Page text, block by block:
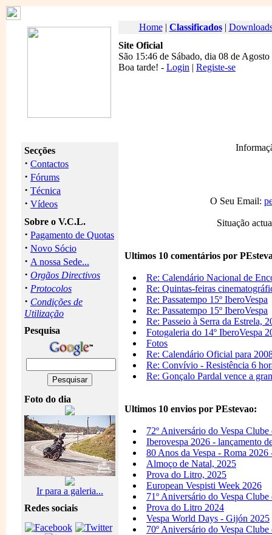
Home| Classificados|
Site Oficial
São 15:46 de Sábado, dia 08 de
Boa tarde! - Login | Registe-se
Secções
· Contactos
· Fórums
· Técnica
· Vídeos
Sobre o V.C.L.
· Pagamento de Quotas
· Novo Sócio
· A nossa Sede...
· Orgãos Directivos
· Protocolos
· Condições de
Utilização
Pesquisa
Foto do dia
Ir para a galeria...
Redes sociais
O Seu Email:
Situação
Ultimos 10 comentários por
Re: Calendário Nacional de
Re: Quintas-feiras
Re: Passatempo 15º IberoVespa
Re: Passatempo 15º IberoVespa
Re: Passeio à Serra da Estrela,
Fotogaleria do 14º IberoVespa
Fotos
Re: Calendário Oficial para
Re: Convívio - Resistência 6
Re: Gonçalo Pardal vence a
Ultimos 10 envios por PEstevao:
72º Aniversário do Vespa
Iberovespa 2026 - lançamento
80 Anos da Vespa - Roma 2026
Almoço de Natal, 2025
Prova do Litro, 2025
European Vespisti Week 2026
71º Aniversário do Vespa
Prova do Litro 2024
Vespa World Days - Gijón 2025
70º Aniversário do Vespa